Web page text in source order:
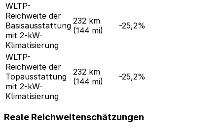
WLTP-
Reichweite der
Basisausstattung
mit 2-kW-
Klimatisierung
232 km
(144 mi)
-25,2%
WLTP-
Reichweite der
Topausstattung
mit 2-kW-
Klimatisierung
232 km
(144 mi)
-25,2%
Reale Reichweitenschätzungen